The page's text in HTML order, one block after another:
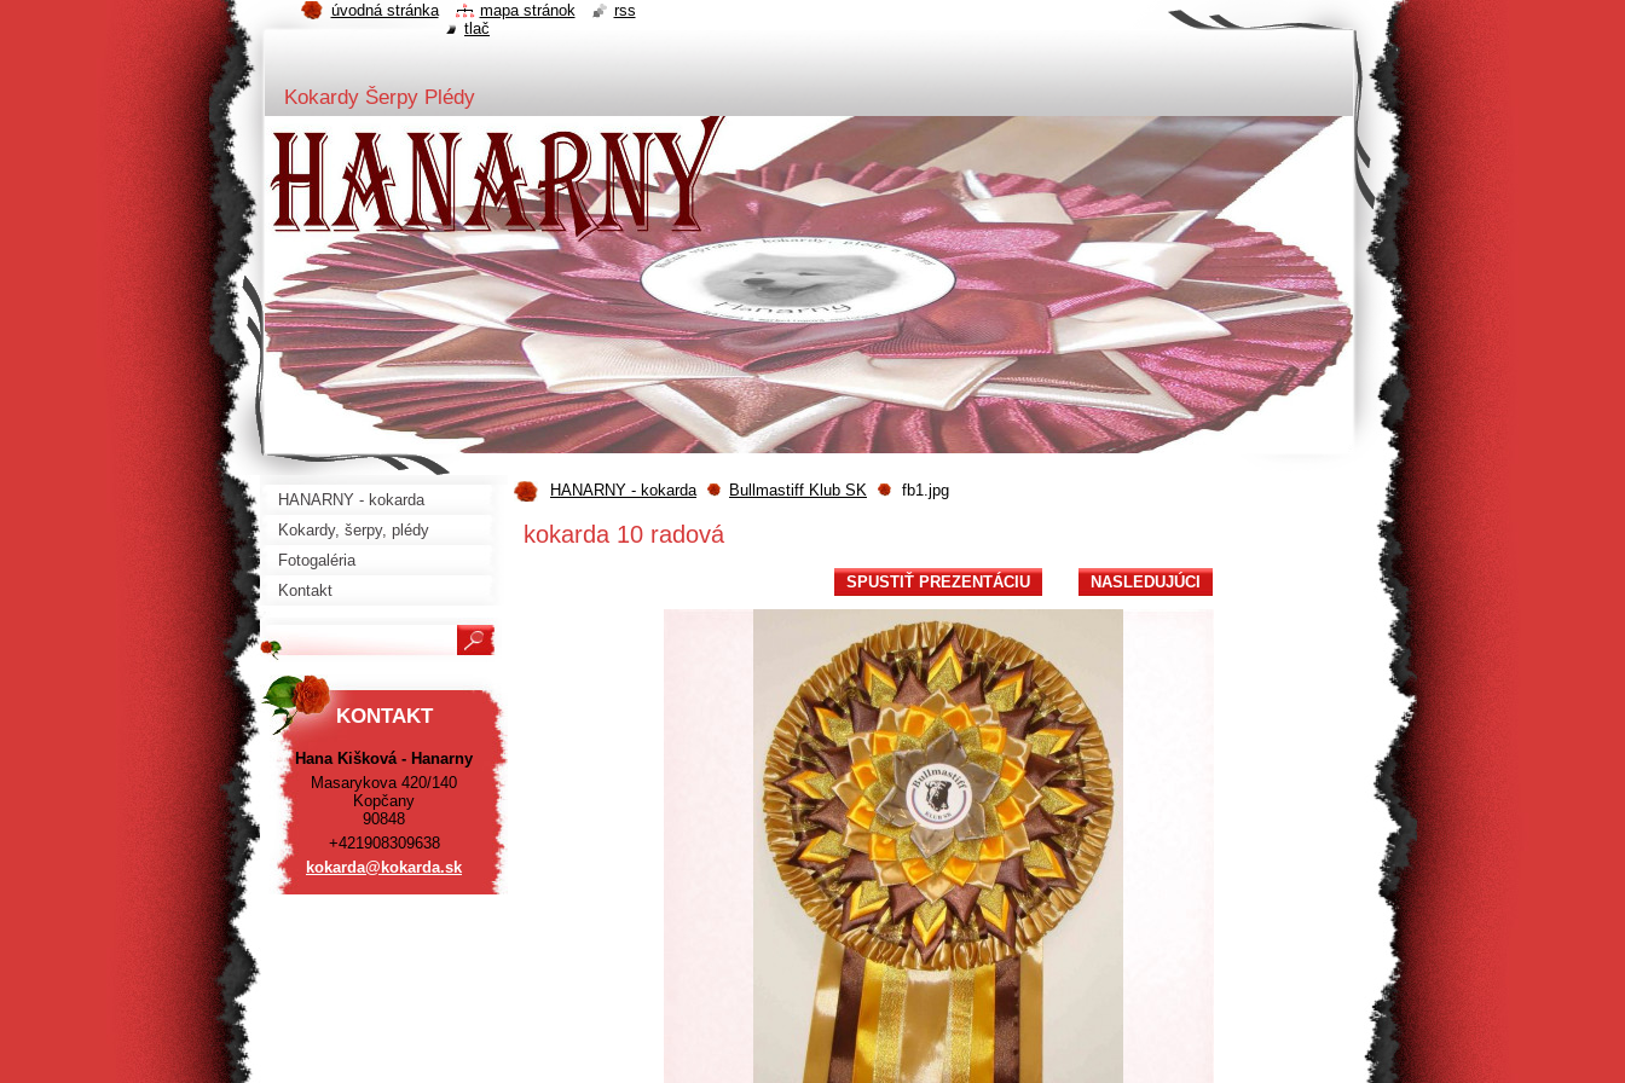
Kokardy Šerpy Plédy
HANARNY - kokarda Bullmastiff Klub SK fb1.jpg
kokarda 10 radová
SPUSTIŤ PREZENTÁCIU NASLEDUJÚCI
HANARNY - kokarda
Kokardy, šerpy, plédy
Fotogaléria
Kontakt
KONTAKT
Hana Kišková - Hanarny
Masarykova 420/140
Kopčany
90848
+421908309638
kokarda@ kokarda.sk
úvodná stránka mapa stránok
rss
tlač